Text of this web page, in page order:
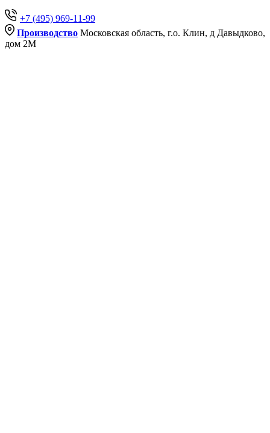
+7 (495) 969-11-99
Производство Московская область, г.о. Клин, д Давыдково,
дом 2М